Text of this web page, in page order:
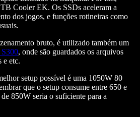
Cooler EK. Os SSDs aceleram a
dos jogos, e funções rotineiras como
bruto, é utilizado também um
, onde são guardados os arquivos
e etc.
setup possível é uma 1050W 80
que o setup consume entre 650 e
850W seria o suficiente para a